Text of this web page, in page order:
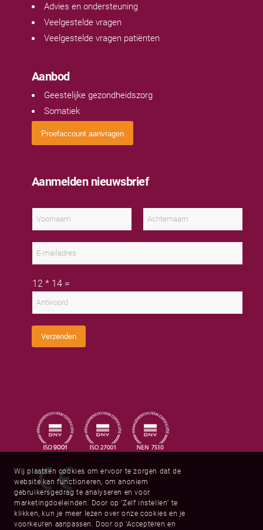
Advies en ondersteuning
Veelgestelde vragen
Veelgestelde vragen patiënten
Aanbod
Geestelijke gezondheidszorg
Somatiek
Proefaccount aanvragen
Aanmelden nieuwsbrief
a
o
a
c
m
m
i
r
e
C
u
o
p
12 * 14 =
Verzenden
Wij plaatsen cookies om ervoor te zorgen dat de
website kan functioneren, om anoniem
gebruikersgedrag te analyseren en voor
marketingdoeleinden. Door op ‘Zelf instellen’ te
klikken, kun je meer lezen over onze cookies en je
voorkeuren aanpassen. Door op ‘Accepteren en